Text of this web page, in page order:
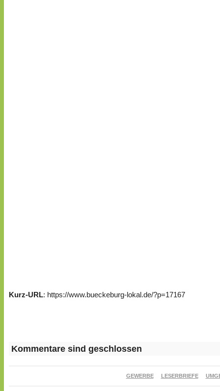
Kurz-URL: https://www.bueckeburg-lokal.de/?p=17167
Kommentare sind geschlossen
GEWERBE LESERBRIEFE